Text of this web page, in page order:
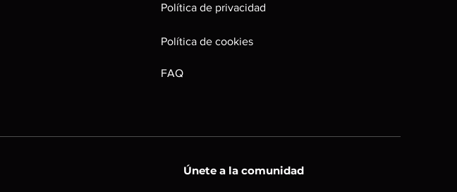
Política de privacidad
Política de cookies
FAQ
Únete a la comunidad